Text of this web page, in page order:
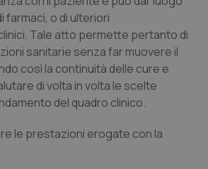
farmaci, o di ulteriori
Tale atto permette pertanto di
sanitarie senza far muovere il
così la continuità delle cure e
di volta in volta le scelte
del quadro clinico.
le prestazioni erogate con la